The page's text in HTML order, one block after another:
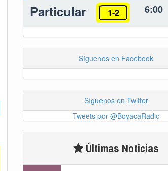
Particular 1-2 6:00
Síguenos en Facebook
Síguenos en Twitter
Tweets por @BoyacaRadio
Últimas Noticias